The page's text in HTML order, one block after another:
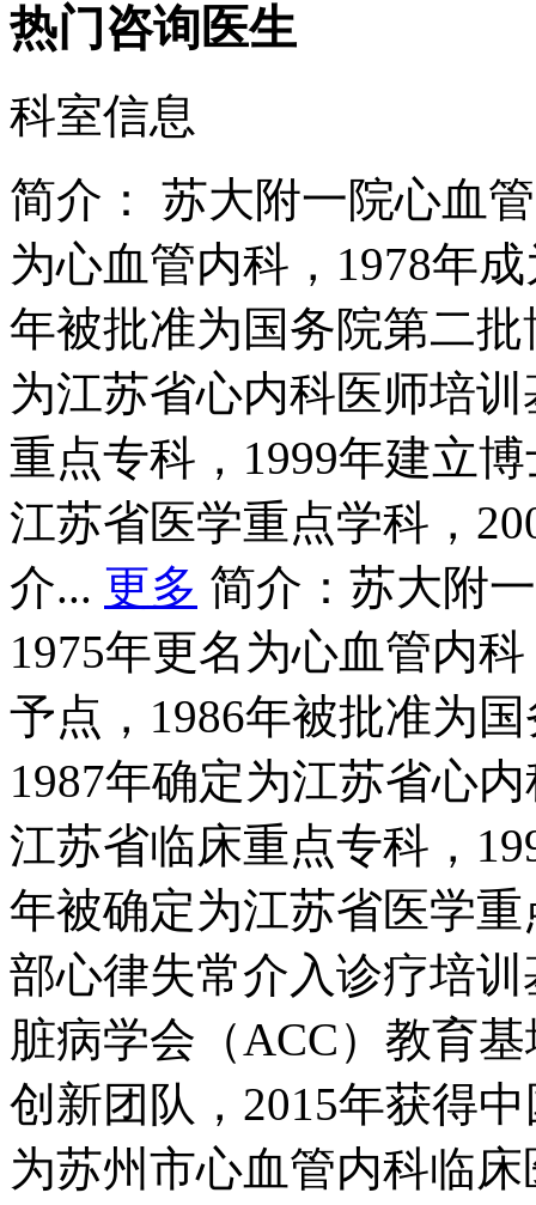
热门咨询医生
科室信息
简介：
苏大附一院心血
为心血管内科，1978年
年被批准为国务院第二
为江苏省心内科医师培
重点专科，1999年建立
江苏省医学重点学科，
介... 更多 简介：苏大附
1975年更名为心血管内
予点，1986年被批准为
1987年确定为江苏省心
江苏省临床重点专科，
年被确定为江苏省医学
部心律失常介入诊疗培
脏病学会（ACC）教育
创新团队，2015年获得
为苏州市心血管内科临